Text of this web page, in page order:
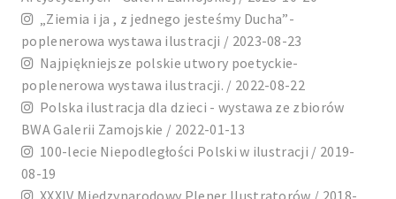
„Ziemia i ja , z jednego jesteśmy Ducha”-
poplenerowa wystawa ilustracji / 2023-08-23
Najpiękniejsze polskie utwory poetyckie-
poplenerowa wystawa ilustracji. / 2022-08-22
Polska ilustracja dla dzieci - wystawa ze zbiorów
BWA Galerii Zamojskie / 2022-01-13
100-lecie Niepodległości Polski w ilustracji / 2019-
08-19